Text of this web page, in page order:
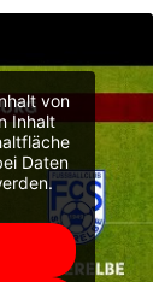
von
Inhalt
Daten